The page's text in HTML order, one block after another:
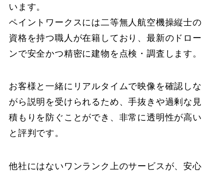
います。
ペイントワークスには二等無人航空機操縦士の
資格を持つ職人が在籍しており、最新のドロー
ンで安全かつ精密に建物を点検・調査します。
お客様と一緒にリアルタイムで映像を確認しな
がら説明を受けられるため、手抜きや過剰な見
積もりを防ぐことができ、非常に透明性が高い
と評判です。
他社にはないワンランク上のサービスが、安心